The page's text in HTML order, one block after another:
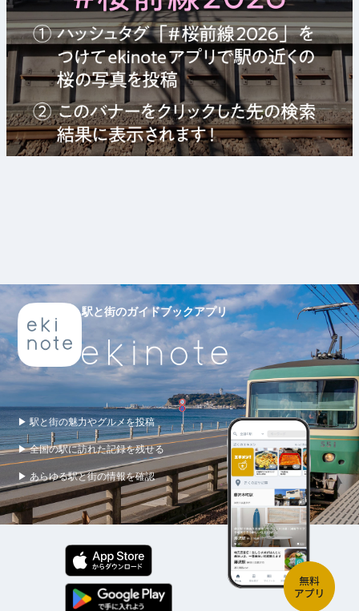
駅と街のガイドブックアプリ
▶ 駅と街の魅力やグルメを投稿
▶ 全国の駅に訪れた記録を残せる
▶ あらゆる駅と街の情報を確認